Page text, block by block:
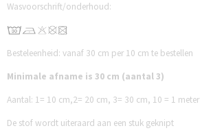
Wasvoorschrift/onderhoud:
Besteleenheid: vanaf 30 cm per 10 cm te bestellen
Minimale afname is 30 cm (aantal 3)
Aantal: 1= 10 cm,2= 20 cm, 3= 30 cm, 10 = 1 meter
De stof wordt uiteraard aan een stuk geknipt